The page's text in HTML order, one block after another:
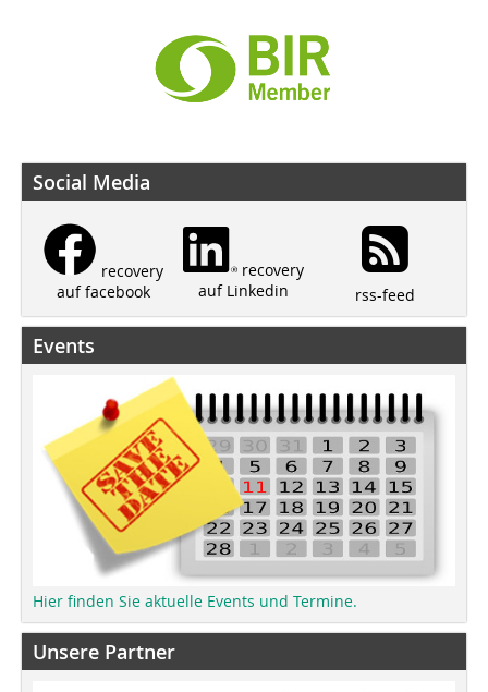
Social Media
recovery
auf facebook
recovery
auf Linkedin
rss-feed
Events
Hier finden Sie aktuelle Events und Termine.
Unsere Partner